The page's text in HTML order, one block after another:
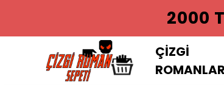
2000
ÇİZGİ
ROMANLAR